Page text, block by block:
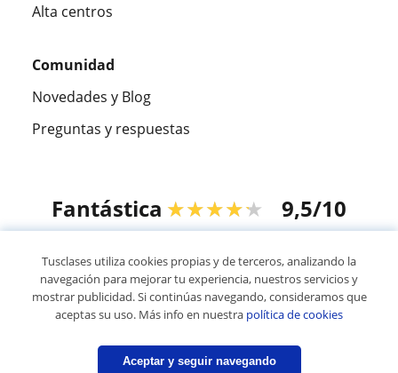
Alta centros
Comunidad
Novedades y Blog
Preguntas y respuestas
Fantástica ★★★★★ 9,5/10
© 2007 - 2026 Tusclases.co
Mapa web:Profesores particulares
Tusclases utiliza cookies propias y de terceros, analizando la
navegación para mejorar tu experiencia, nuestros servicios y
mostrar publicidad. Si continúas navegando, consideramos que
aceptas su uso. Más info en nuestra política de cookies
Aceptar y seguir navegando